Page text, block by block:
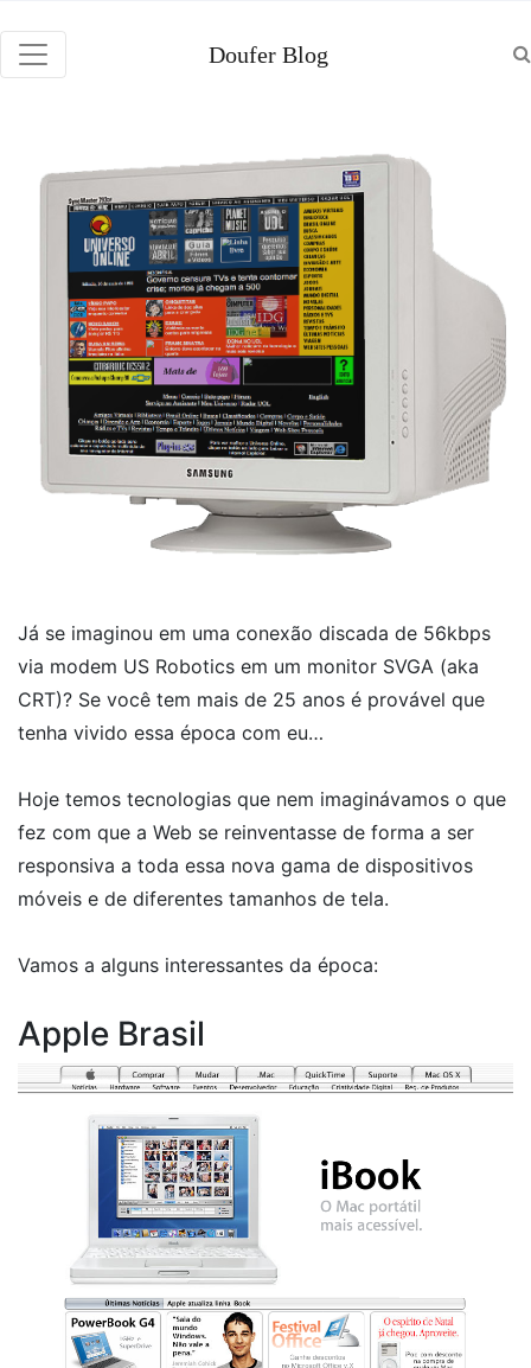
Doufer Blog
Já se imaginou em uma conexão discada de 56kbps
via modem US Robotics em um monitor SVGA (aka
CRT)? Se você tem mais de 25 anos é provável que
tenha vivido essa época com eu…
Hoje temos tecnologias que nem imaginávamos o que
fez com que a Web se reinventasse de forma a ser
responsiva a toda essa nova gama de dispositivos
móveis e de diferentes tamanhos de tela.
Vamos a alguns interessantes da época:
Apple Brasil